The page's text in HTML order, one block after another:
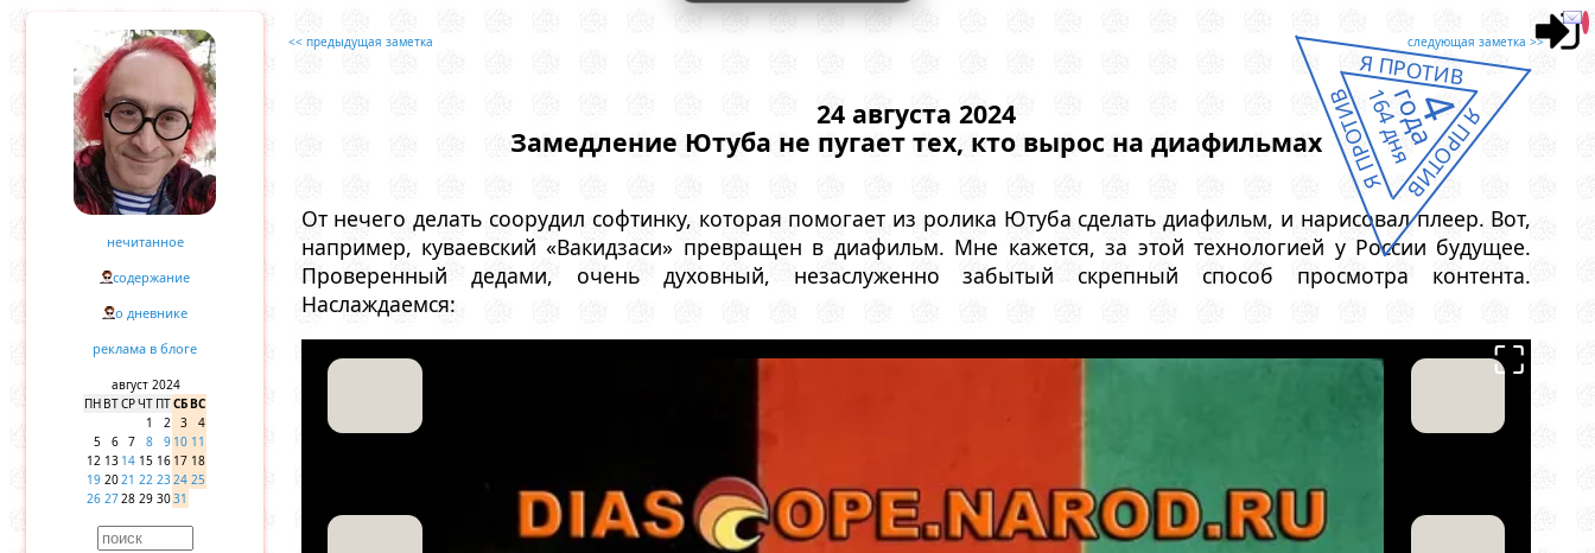
нечитанное
содержание
о дневнике
реклама в блоге
август 2024
ПН ВТСРЧТ ПТСБВС
1
2 3
4
5
6 7 8 9 10 11
12 13 14 15 16 17 18
19 2021 22 2324 25
26 2728 29 3031
<< предыдущая заметка следующая заметка >>
24 августа 2024
Замедление Ютуба не пугает тех, кто вырос на диафильмах
От нечего делать соорудил софтинку, которая помогает из ролика Ютуба сделать диафильм, и нарисовал плеер. Вот,
например, куваевский «Вакидзаси» превращен в диафильм. Мне кажется, за этой технологией у России будущее.
Проверенный дедами, очень духовный, незаслуженно забытый скрепный способ просмотра контента.
Наслаждаемся:
⛶
Я ПРОТИВ
Я ПРОТИВ
Я ПРОТИВ 4
года
164 дня